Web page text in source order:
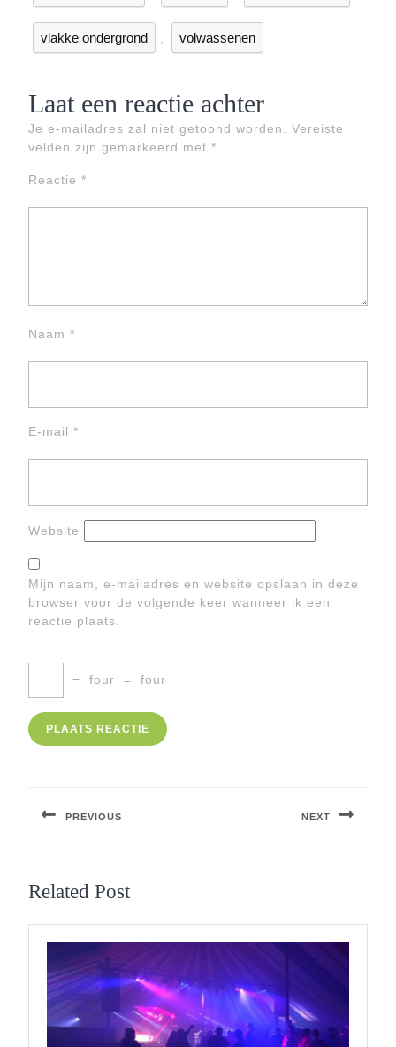
vlakke ondergrond volwassenen
Laat een reactie achter
Je e-mailadres zal niet getoond worden.
Vereiste
velden zijn gemarkeerd met *
Reactie *
Naam *
E-mail *
Website
Mijn naam, e-mailadres en website opslaan in deze
browser voor de volgende keer wanneer ik een
reactie plaats.
− four = four
PREVIOUS NEXT
Related Post